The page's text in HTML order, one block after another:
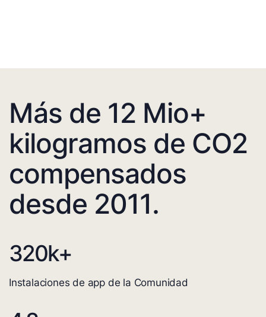
Más de 12 Mio+
kilogramos de CO2
compensados
desde 2011.
320k+
Instalaciones de app de la Comunidad